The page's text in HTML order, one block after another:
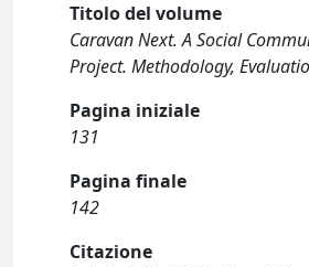
Titolo del volume
Caravan Next. A Social
Project. Methodology,
Pagina iniziale
131
Pagina finale
142
Citazione